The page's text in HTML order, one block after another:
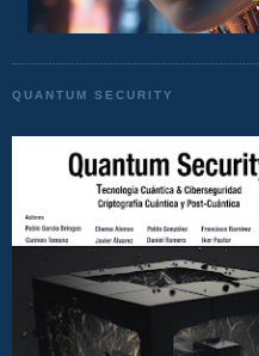
QUANTUM SECURITY